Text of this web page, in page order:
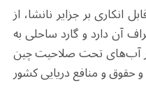
انکاری بر جزایر نانشا، از
آن دارد و گارد ساحلی به
آب‌های تحت صلاحیت چین
حقوق و منافع دریایی کشور